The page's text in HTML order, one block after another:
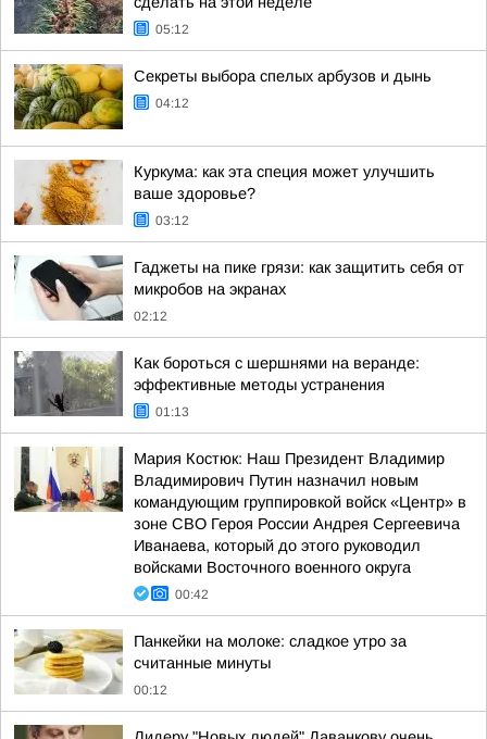
05:12
Секреты выбора спелых арбузов и дынь
04:12
Куркума: как эта специя может улучшить
ваше здоровье?
03:12
Гаджеты на пике грязи: как защитить себя от
микробов на экранах
02:12
Как бороться с шершнями на веранде:
эффективные методы устранения
01:13
Мария Костюк: Наш Президент Владимир
Владимирович Путин назначил новым
командующим группировкой войск «Центр» в
зоне СВО Героя России Андрея Сергеевича
Иванаева, который до этого руководил
войсками Восточного военного округа
00:42
Панкейки на молоке: сладкое утро за
считанные минуты
00:12